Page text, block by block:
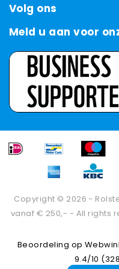
Volg ons
Meld u aan voor
Copyright © 2026 -
vanaf € 250,- - All rights
Beoordeling op
9.4/10